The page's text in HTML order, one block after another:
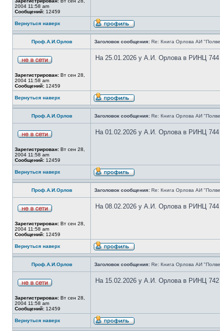
2004 11:58 am
Сообщений: 12459
Вернуться наверх
Проф.А.И.Орлов Заголовок сообщения: Re: Книга Орлова АИ
Зарегистрирован: Вт сен 28,
2004 11:58 am
Сообщений: 12459
На 25.01.2026 у А.И. Орлова в РИНЦ 744
Вернуться наверх
Проф.А.И.Орлов Заголовок сообщения: Re: Книга Орлова АИ
Зарегистрирован: Вт сен 28,
2004 11:58 am
Сообщений: 12459
На 01.02.2026 у А.И. Орлова в РИНЦ 744
Вернуться наверх
Проф.А.И.Орлов Заголовок сообщения: Re: Книга Орлова АИ
Зарегистрирован: Вт сен 28,
2004 11:58 am
Сообщений: 12459
На 08.02.2026 у А.И. Орлова в РИНЦ 744
Вернуться наверх
Проф.А.И.Орлов Заголовок сообщения: Re: Книга Орлова АИ
Зарегистрирован: Вт сен 28,
2004 11:58 am
Сообщений: 12459
На 15.02.2026 у А.И. Орлова в РИНЦ 742
Вернуться наверх